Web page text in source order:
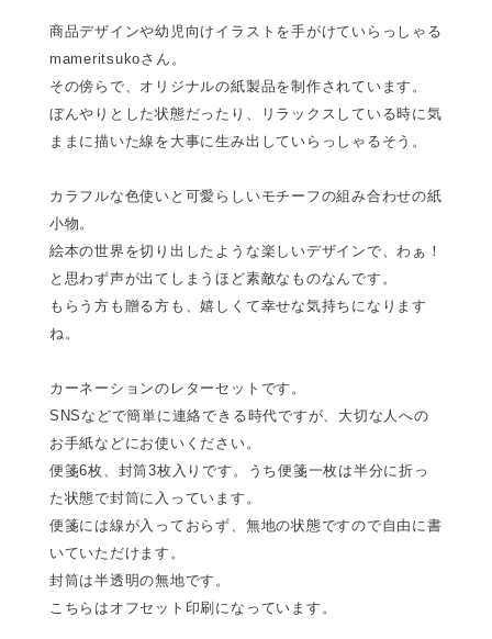
商品デザインや幼児向けイラストを手がけていらっしゃる
mameritsukoさん。
その傍らで、オリジナルの紙製品を制作されています。
ぼんやりとした状態だったり、リラックスしている時に気
ままに描いた線を大事に生み出していらっしゃるそう。
カラフルな色使いと可愛らしいモチーフの組み合わせの紙
小物。
絵本の世界を切り出したような楽しいデザインで、わぁ！
と思わず声が出てしまうほど素敵なものなんです。
もらう方も贈る方も、嬉しくて幸せな気持ちになります
ね。
カーネーションのレターセットです。
SNSなどで簡単に連絡できる時代ですが、大切な人への
お手紙などにお使いください。
便箋6枚、封筒3枚入りです。うち便箋一枚は半分に折っ
た状態で封筒に入っています。
便箋には線が入っておらず、無地の状態ですので自由に書
いていただけます。
封筒は半透明の無地です。
こちらはオフセット印刷になっています。